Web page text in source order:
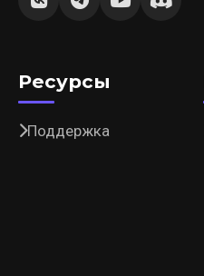
Ресурсы
Поддержка